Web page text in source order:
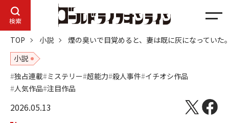
検索
メ
ュ
TOP 小説
煙の臭いで目覚めると、妻は既に灰になってい
小説
独占連載 ミステリー 超能力 殺人事件 イチオシ作品
人気作品 注目作品
2026.05.13